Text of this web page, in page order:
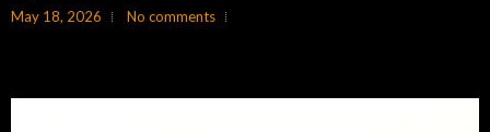
May 18, 2026 No comments